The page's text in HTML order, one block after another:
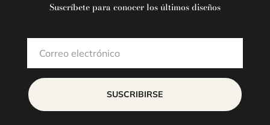
Suscríbete para conocer los últimos diseños
SUSCRIBIRSE